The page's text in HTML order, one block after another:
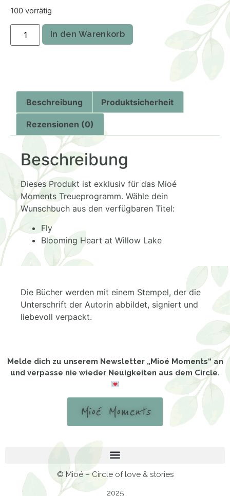
100 vorrätig
In den Warenkorb
Beschreibung Produktsicherheit
Rezensionen (0)
Beschreibung
Dieses Produkt ist exklusiv für das Mioé
Moments Treueprogramm. Wähle dein
Wunschbuch aus den verfügbaren Titel:
Fly
Blooming Heart at Willow Lake
Die Bücher werden mit einem Stempel, der die
Unterschrift der Autorin abbildet, signiert und
liebevoll verpackt.
Melde dich zu unserem Newsletter „Mioé Moments“ an
und verpasse nie wieder Neuigkeiten aus dem Circle.
Mioé Moments
© Mioé – Circle of love & stories
2025